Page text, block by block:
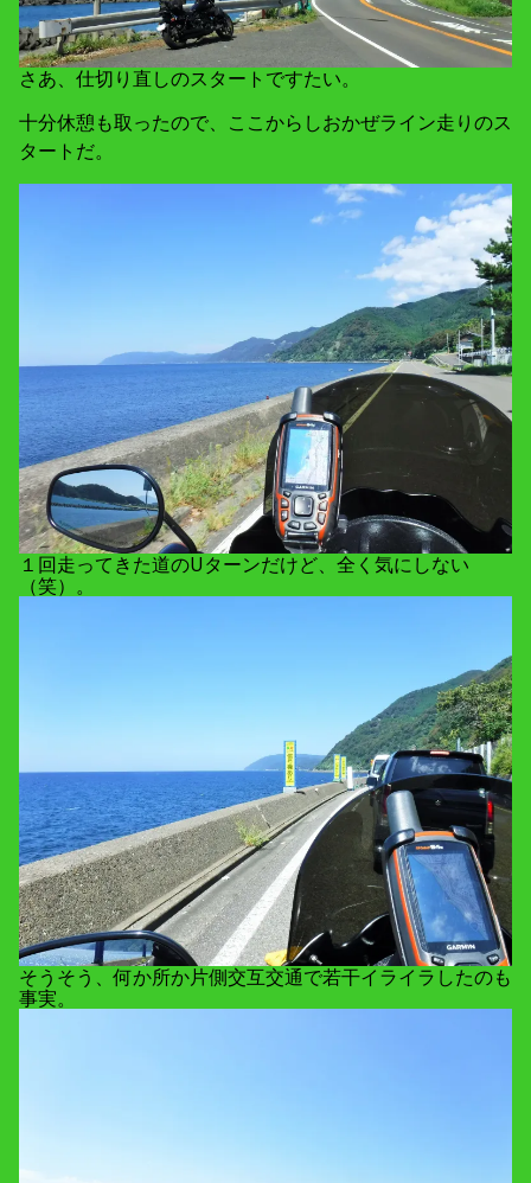
さあ、仕切り直しのスタートですたい。
十分休憩も取ったので、ここからしおかぜライン走りのス
タートだ。
１回走ってきた道のUターンだけど、全く気にしない
（笑）。
そうそう、何か所か片側交互交通で若干イライラしたのも
事実。